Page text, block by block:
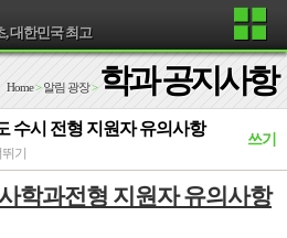
, 대한민국 최고
Home> 알림 광장> 학과 공지사항
수시 전형 지원자 유의사항
쓰기
기
학과전형 지원자 유의사항